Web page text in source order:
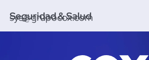
Seguridad & Salud
sys@grupocox.com